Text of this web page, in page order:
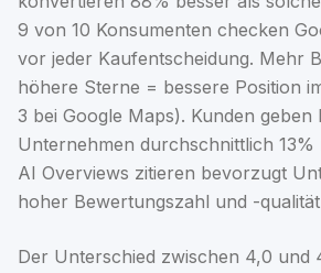
9 von 10 Konsumenten checken
vor jeder Kaufentscheidung. Mehr
höhere Sterne = bessere Position
3 bei Google Maps). Kunden geben
Unternehmen durchschnittlich 13%
AI Overviews zitieren bevorzugt
hoher Bewertungszahl und -
Der Unterschied zwischen 4,0 und